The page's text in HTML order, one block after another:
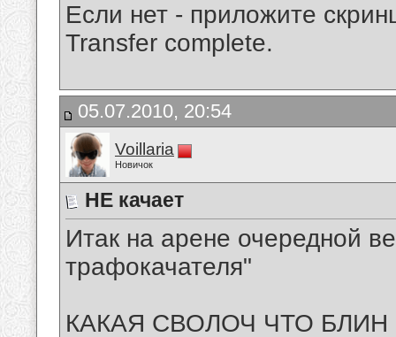
Если нет - приложите
Transfer complete.
05.07.2010, 20:54
Voillaria
Новичок
НЕ качает
Итак на арене очередной
трафокачателя"
КАКАЯ СВОЛОЧ ЧТО